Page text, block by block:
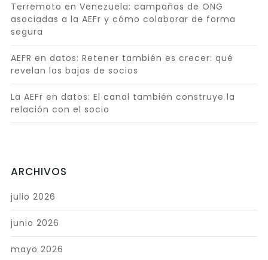
Terremoto en Venezuela: campañas de ONG
asociadas a la AEFr y cómo colaborar de forma
segura
AEFR en datos: Retener también es crecer: qué
revelan las bajas de socios
La AEFr en datos: El canal también construye la
relación con el socio
ARCHIVOS
julio 2026
junio 2026
mayo 2026